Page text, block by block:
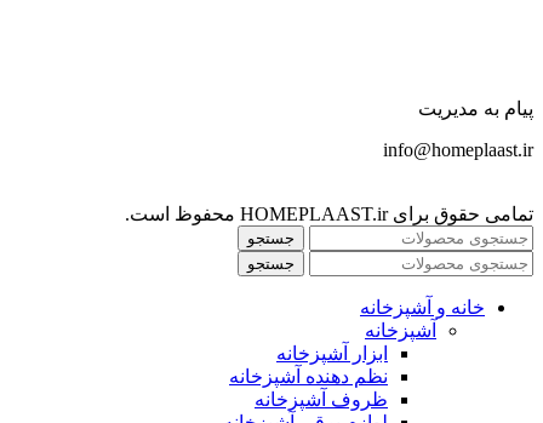
پیام به مدیریت
info@homeplaast.ir
تمامی حقوق برای HOMEPLAAST.ir محفوظ است.
جستجو
جستجو
خانه و آشپزخانه
آشپزخانه
ابزار آشپزخانه
نظم دهنده آشپزخانه
ظروف آشپزخانه